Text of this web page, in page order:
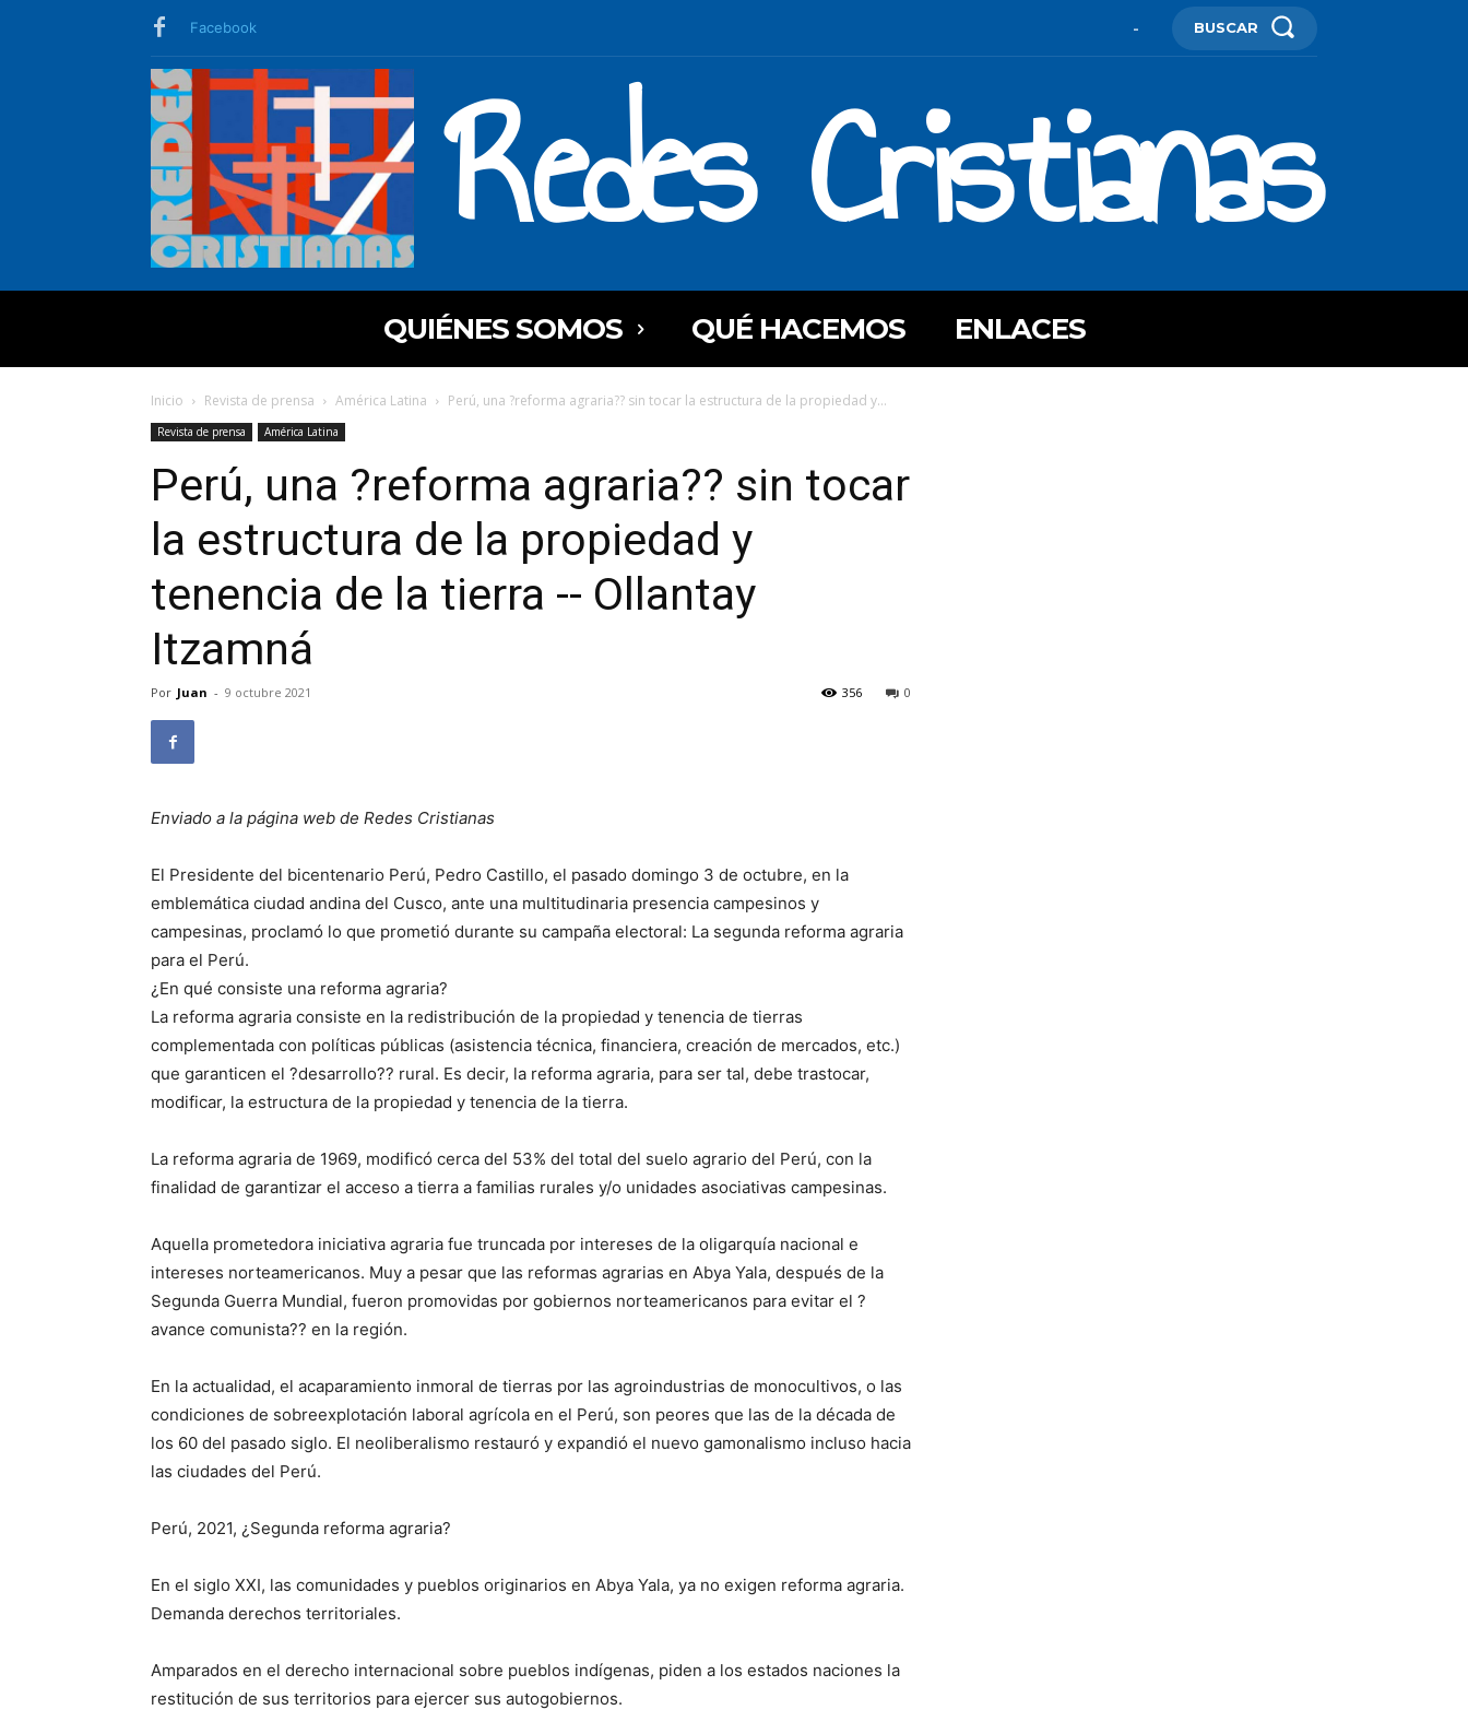
Facebook - BUSCAR
Redes Cristianas
QUIÉNES SOMOS QUÉ HACEMOS ENLACES
Inicio Revista de prensa América Latina Perú, una ?reforma agraria?? sin tocar la estructura de la propiedad y...
Revista de prensa América Latina
Perú, una ?reforma agraria?? sin tocar
la estructura de la propiedad y
tenencia de la tierra -- Ollantay
Itzamná
Por Juan - 9 octubre 2021 0
356
Enviado a la página web de Redes Cristianas
El Presidente del bicentenario Perú, Pedro Castillo, el pasado domingo 3 de octubre, en la
emblemática ciudad andina del Cusco, ante una multitudinaria presencia campesinos y
campesinas, proclamó lo que prometió durante su campaña electoral: La segunda reforma agraria
para el Perú.
¿En qué consiste una reforma agraria?
La reforma agraria consiste en la redistribución de la propiedad y tenencia de tierras
complementada con políticas públicas (asistencia técnica, financiera, creación de mercados, etc.)
que garanticen el ?desarrollo?? rural. Es decir, la reforma agraria, para ser tal, debe trastocar,
modificar, la estructura de la propiedad y tenencia de la tierra.
La reforma agraria de 1969, modificó cerca del 53% del total del suelo agrario del Perú, con la
finalidad de garantizar el acceso a tierra a familias rurales y/o unidades asociativas campesinas.
Aquella prometedora iniciativa agraria fue truncada por intereses de la oligarquía nacional e
intereses norteamericanos. Muy a pesar que las reformas agrarias en Abya Yala, después de la
Segunda Guerra Mundial, fueron promovidas por gobiernos norteamericanos para evitar el ?
avance comunista?? en la región.
En la actualidad, el acaparamiento inmoral de tierras por las agroindustrias de monocultivos, o las
condiciones de sobreexplotación laboral agrícola en el Perú, son peores que las de la década de
los 60 del pasado siglo. El neoliberalismo restauró y expandió el nuevo gamonalismo incluso hacia
las ciudades del Perú.
Perú, 2021, ¿Segunda reforma agraria?
En el siglo XXI, las comunidades y pueblos originarios en Abya Yala, ya no exigen reforma agraria.
Demanda derechos territoriales.
Amparados en el derecho internacional sobre pueblos indígenas, piden a los estados naciones la
restitución de sus territorios para ejercer sus autogobiernos.